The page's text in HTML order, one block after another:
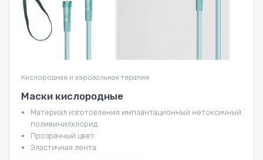
Кислородная и аэрозольная терапия
Маски кислородные
Материал изготовления имплантационный нетоксичный
поливинилхлорид.
Прозрачный цвет.
Эластичная лента.